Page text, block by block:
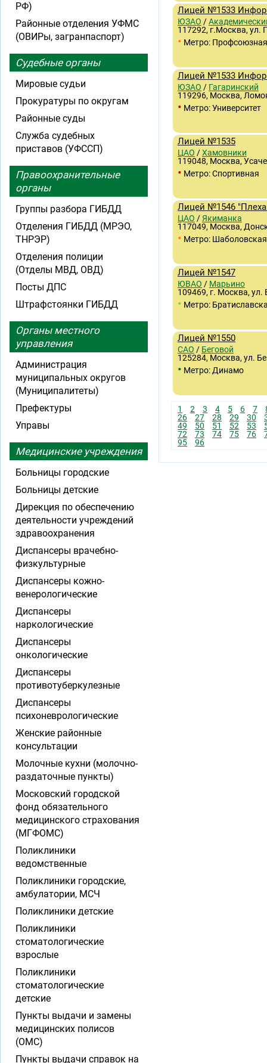
Лицей №1533
ЮЗАО /
117292, г.Москва, ул.
• Метро: Профсоюзная
Лицей №1533
ЮЗАО / Гагаринский
119296, Москва,
• Метро: Университет
Лицей №1535
ЦАО /Хамовники
119048, Москва,
• Метро: Спортивная
Лицей №1546
ЦАО / Якиманка
117049, Москва,
• Метро: Шаболовская
Лицей №1547
ЮВАО / Марьино
109469, г. Москва, ул.
• Метро:
Лицей №1550
САО / Беговой
125284, Москва, ул.
• Метро: Динамо
1 2 3 4 5 6 7
26
27 28 29 30
49
50 51 52 53
72
73 74 75 76
95
96
РФ)
Районные отделения УФМС
(ОВИРы, загранпаспорт)
Судебные органы
Мировые судьи
Прокуратуры по округам
Районные суды
Служба судебных
приставов (УФССП)
Правоохранительные
органы
Группы разбора ГИБДД
Отделения ГИБДД (МРЭО,
ТНРЭР)
Отделения полиции
(Отделы МВД, ОВД)
Посты ДПС
Штрафстоянки ГИБДД
Органы местного
управления
Администрация
муниципальных округов
(Муниципалитеты)
Префектуры
Управы
Медицинские учреждения
Больницы городские
Больницы детские
Дирекция по обеспечению
деятельности учреждений
здравоохранения
Диспансеры врачебно-
физкультурные
Диспансеры кожно-
венерологические
Диспансеры
наркологические
Диспансеры
онкологические
Диспансеры
противотуберкулезные
Диспансеры
психоневрологические
Женские районные
консультации
Молочные кухни (молочно-
раздаточные пункты)
Московский городской
фонд обязательного
медицинского страхования
(МГФОМС)
Поликлиники
ведомственные
Поликлиники городские,
амбулатории, МСЧ
Поликлиники детские
Поликлиники
стоматологические
взрослые
Поликлиники
стоматологические
детские
Пункты выдачи и замены
медицинских полисов
(ОМС)
Пункты выдачи справок на